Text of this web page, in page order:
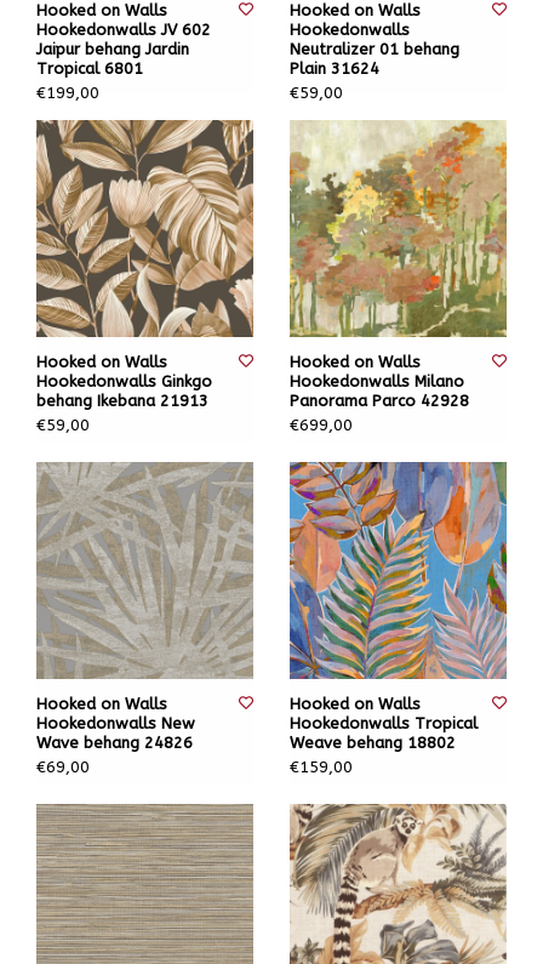
Hooked on Walls
Hookedonwalls JV 602
Jaipur behang Jardin
Tropical 6801
€199,00
Hooked on Walls
Hookedonwalls
Neutralizer 01 behang
Plain 31624
€59,00
Hooked on Walls
Hookedonwalls Ginkgo
behang Ikebana 21913
€59,00
Hooked on Walls
Hookedonwalls Milano
Panorama Parco 42928
€699,00
Hooked on Walls
Hookedonwalls New
Wave behang 24826
€69,00
Hooked on Walls
Hookedonwalls Tropical
Weave behang 18802
€159,00